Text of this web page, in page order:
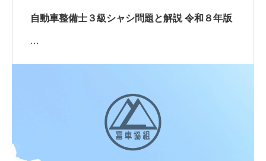
自動車整備士３級シャシ問題と解説 令和８年版
…